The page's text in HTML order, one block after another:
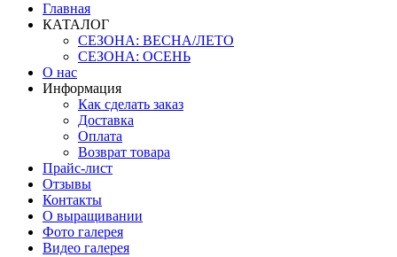
Главная
КАТАЛОГ
СЕЗОНА: ВЕСНА/ЛЕТО
СЕЗОНА: ОСЕНЬ
О нас
Информация
Как сделать заказ
Доставка
Оплата
Возврат товара
Прайс-лист
Отзывы
Контакты
О выращивании
Фото галерея
Видео галерея